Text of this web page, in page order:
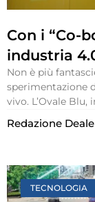
Con i “Co-
industria
Non è più
sperimentazione
vivo. L’Ovale Blu,
Redazione
TECNOLOGIA